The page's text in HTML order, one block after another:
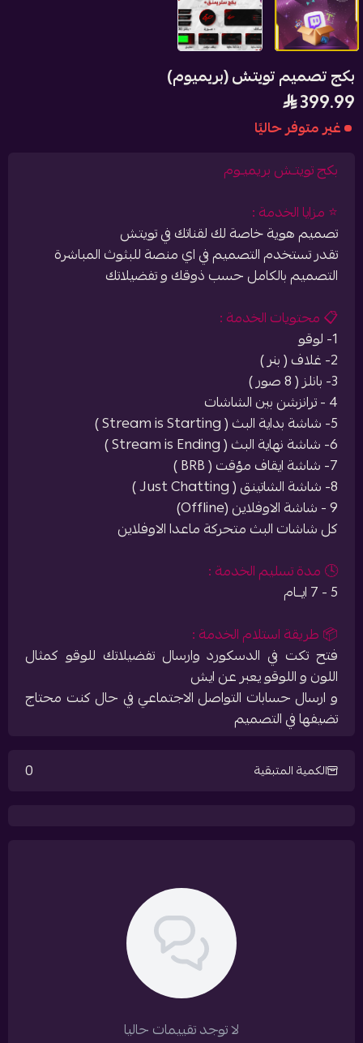
بكج تصميم تويتش (بريميوم)
399.99
غير متوفر حاليًا
بكج تويتـش بريميـوم
⭐️ مزايا الخدمة :
تصميم هوية خاصة لك لقناتك في تويتش
تقدر تستخدم التصميم في اي منصة للبثوث المباشرة
التصميم بالكامل حسب ذوقك و تفضيلاتك
📋 محتويات الخدمة :
1- لوقو
2- غلاف ( بنر )
3- بانلز ( 8 صور )
4 - ترانزشن بين الشاشات
5- شاشة بداية البث ( Stream is Starting )
6- شاشة نهاية البث ( Stream is Ending )
7- شاشة ايقاف مؤقت ( BRB )
8- شاشة الشاتينق ( Just Chatting )
9 - شاشة الاوفلاين (Offline)
كل شاشات البث متحركة ماعدا الاوفلاين
🕓 مدة تسليم الخدمة :
5 - 7 ايــام
📦 طريقة استلام الخدمة :
فتح تكت في الدسكورد وارسال تفضيلاتك للوقو كمثال
اللون و اللوقو يعبر عن ايش
و ارسال حسابات التواصل الاجتماعي في حال كنت محتاج
تضيفها في التصميم
الكمية المتبقية 0
لا توجد تقييمات حاليا